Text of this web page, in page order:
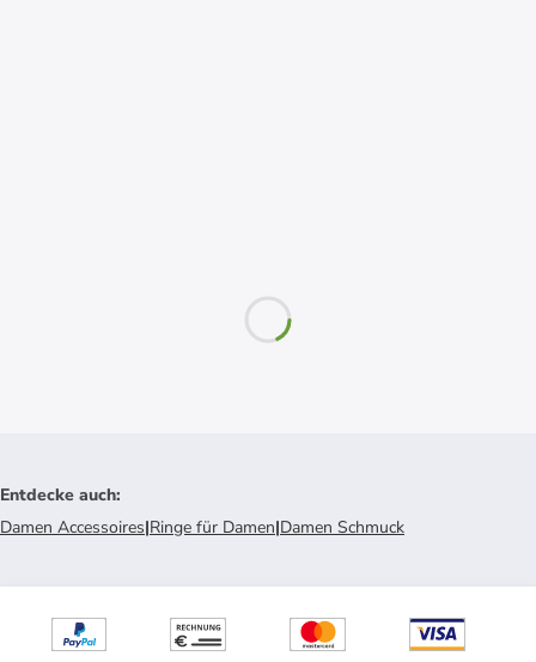
Entdecke auch:
Damen Accessoires|Ringe für Damen|Damen Schmuck